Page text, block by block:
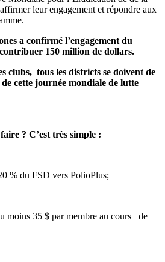
leur engagement et répondre aux
a confirmé l’engagement du
150 million de dollars.
clubs, tous les districts se doivent de
de cette journée mondiale de lutte
? C’est très simple :
% du FSD vers PolioPlus;
moins 35 $ par membre au cours de